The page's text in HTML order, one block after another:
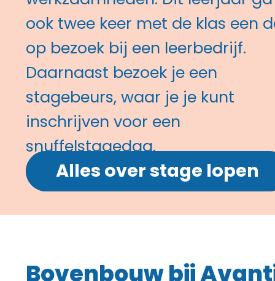
ook twee keer met de klas een
op bezoek bij een leerbedrijf.
Daarnaast bezoek je een
stagebeurs, waar je je kunt
inschrijven voor een
snuffelstagedag.
Alles over stage lopen
Bovenbouw bij